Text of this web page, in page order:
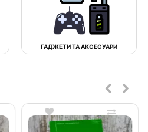
ГАДЖЕТИ ТА АКСЕСУАРИ